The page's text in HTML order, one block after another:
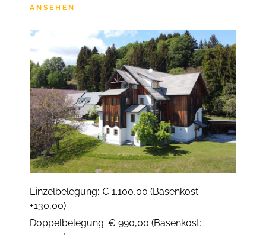
ANSEHEN
Einzelbelegung: € 1.100,00 (Basenkost:
+130,00)
Doppelbelegung: € 990,00 (Basenkost: